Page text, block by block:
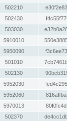
502210
502430
503030
5910010
5950090
501010
502130
5952030
5952060
5970013
502370